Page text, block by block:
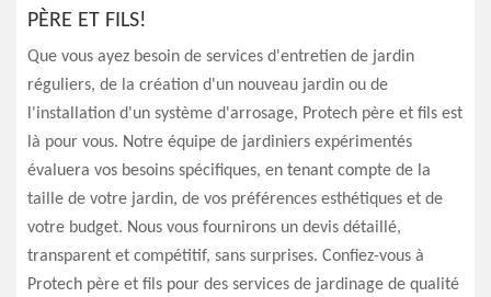
PÈRE ET FILS!
Que vous ayez besoin de services d'entretien de jardin
réguliers, de la création d'un nouveau jardin ou de
l'installation d'un système d'arrosage, Protech père et fils est
là pour vous. Notre équipe de jardiniers expérimentés
évaluera vos besoins spécifiques, en tenant compte de la
taille de votre jardin, de vos préférences esthétiques et de
votre budget. Nous vous fournirons un devis détaillé,
transparent et compétitif, sans surprises. Confiez-vous à
Protech père et fils pour des services de jardinage de qualité